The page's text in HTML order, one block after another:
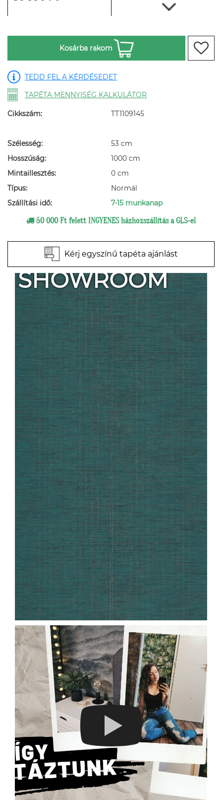
Kosárba rakom
TEDD FEL A KÉRDÉSEDET
TAPÉTA MENNYISÉG KALKULÁTOR
Cikkszám: TT1109145
Szélesség:
53 cm
Hosszúság:
1000 cm
Mintaillesztés:
0 cm
Típus:
Normál
Szállítási idő:
7-15 munkanap
50 000 Ft felett INGYENES házhozszállítás a GLS-el
Kérj egyszínű tapéta ajánlást
SHOWROOM